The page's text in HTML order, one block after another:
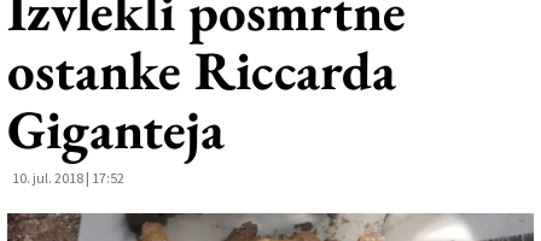
Še
Vreme
ostanke Riccarda
Giganteja
10. jul. 2018 | 17:52